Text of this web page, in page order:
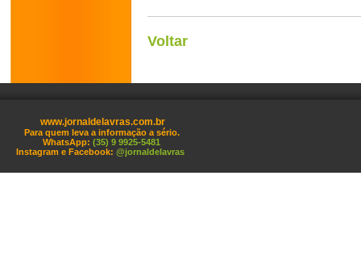
Voltar
www.jornaldelavras.com.br
Para quem leva a informação a sério.
WhatsApp: (35) 9 9925-5481
Instagram e Facebook: @jornaldelavras